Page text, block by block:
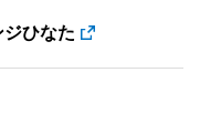
ジひなた